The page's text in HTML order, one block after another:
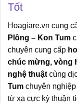
Tốt
Hoagiare.vn cung
Plông – Kon Tum
chuyên cung cấp
chúc mừng, vòng
nghệ thuật cùng
Tum chuyên
từ xa cực kỳ thuận